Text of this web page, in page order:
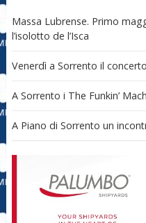
Massa Lubrense. Primo
l’isolotto de l’Isca
Venerdì a Sorrento il
A Sorrento i The Funkin’
A Piano di Sorrento un